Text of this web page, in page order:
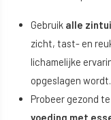
Gebruik alle
zicht, tast- en
lichamelijke
opgeslagen wordt.
Probeer gezond
voeding met